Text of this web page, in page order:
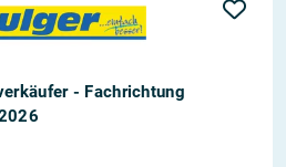
- Fachrichtung